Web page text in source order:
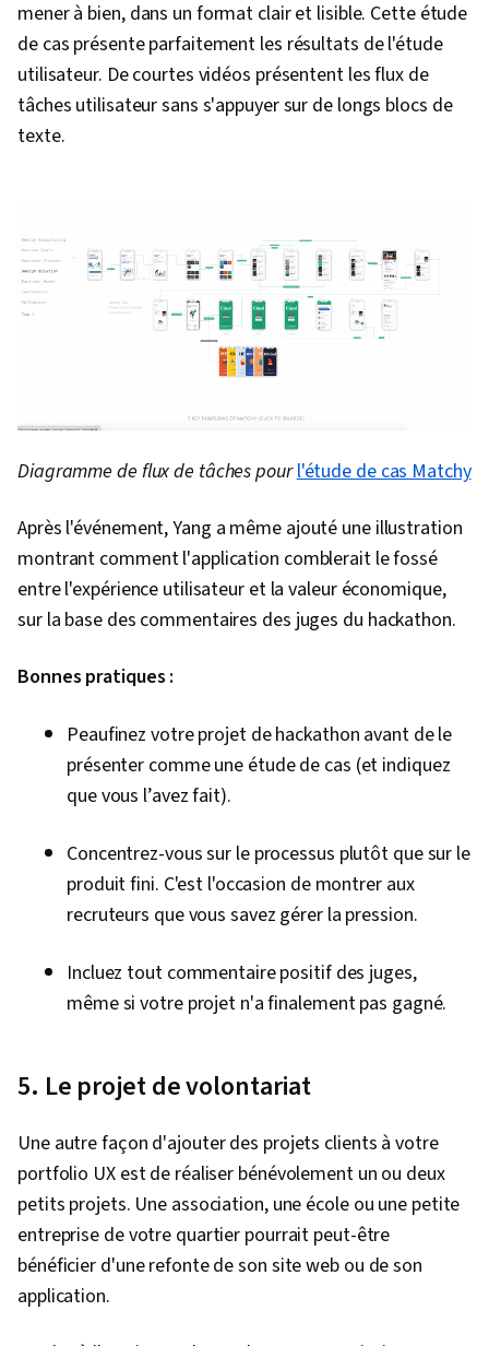
mener à bien, dans un format clair et lisible. Cette étude
de cas présente parfaitement les résultats de l'étude
utilisateur. De courtes vidéos présentent les flux de
tâches utilisateur sans s'appuyer sur de longs blocs de
texte.
Diagramme de flux de tâches pourl'étude de cas Matchy
Après l'événement, Yang a même ajouté une illustration
montrant comment l'application comblerait le fossé
entre l'expérience utilisateur et la valeur économique,
sur la base des commentaires des juges du hackathon.
Bonnes pratiques :
Peaufinez votre projet de hackathon avant de le
présenter comme une étude de cas (et indiquez
que vous l’avez fait).
Concentrez-vous sur le processus plutôt que sur le
produit fini. C'est l'occasion de montrer aux
recruteurs que vous savez gérer la pression.
Incluez tout commentaire positif des juges,
même si votre projet n'a finalement pas gagné.
5. Le projet de volontariat
Une autre façon d'ajouter des projets clients à votre
portfolio UX est de réaliser bénévolement un ou deux
petits projets. Une association, une école ou une petite
entreprise de votre quartier pourrait peut-être
bénéficier d'une refonte de son site web ou de son
application.